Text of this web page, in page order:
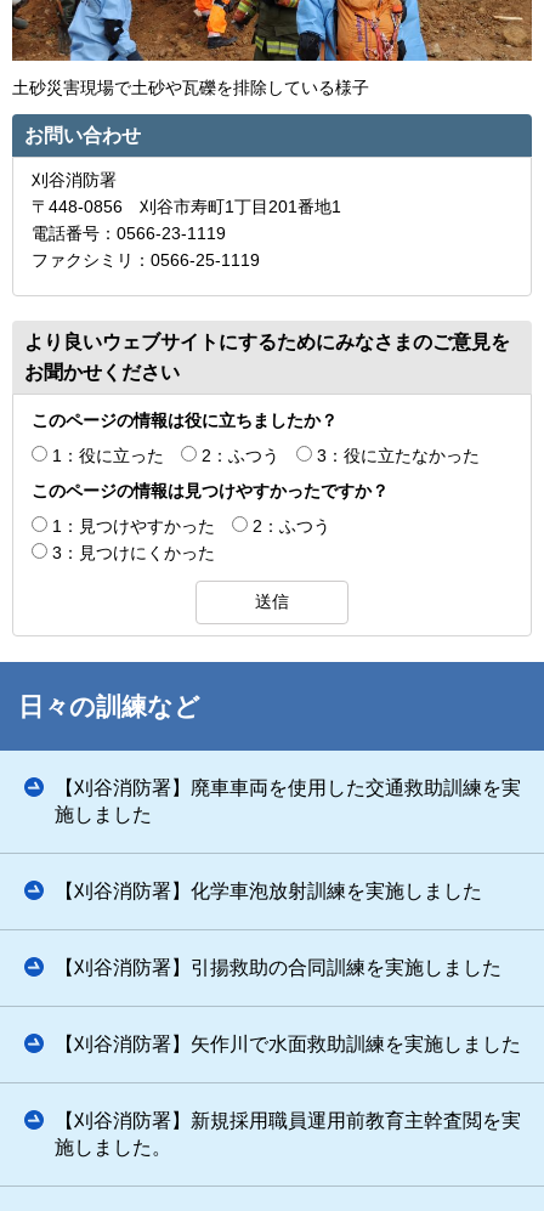
土砂災害現場で土砂や瓦礫を排除している様子
お問い合わせ
刈谷消防署
〒448-0856 刈谷市寿町1丁目201番地1
電話番号：0566-23-1119
ファクシミリ：0566-25-1119
より良いウェブサイトにするためにみなさまのご意見を
お聞かせください
このページの情報は役に立ちましたか？
1：役に立った
2：ふつう
3：役に立たなかった
このページの情報は見つけやすかったですか？
1：見つけやすかった
2：ふつう
3：見つけにくかった
日々の訓練など
【刈谷消防署】廃車車両を使用した交通救助訓練を実
施しました
【刈谷消防署】化学車泡放射訓練を実施しました
【刈谷消防署】引揚救助の合同訓練を実施しました
【刈谷消防署】矢作川で水面救助訓練を実施しました
【刈谷消防署】新規採用職員運用前教育主幹査閲を実
施しました。